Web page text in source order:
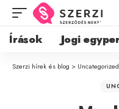
Írások Jogi
Szerzi hírek és blog > Uncategorized